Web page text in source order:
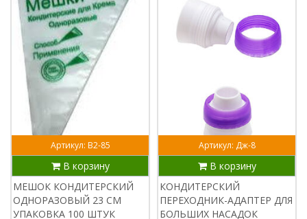
Артикул: В2-85
В корзину
МЕШОК КОНДИТЕРСКИЙ
ОДНОРАЗОВЫЙ 23 СМ
УПАКОВКА 100 ШТУК
Артикул: Дж-8
В корзину
КОНДИТЕРСКИЙ
ПЕРЕХОДНИК-АДАПТЕР ДЛЯ
БОЛЬШИХ НАСАДОК